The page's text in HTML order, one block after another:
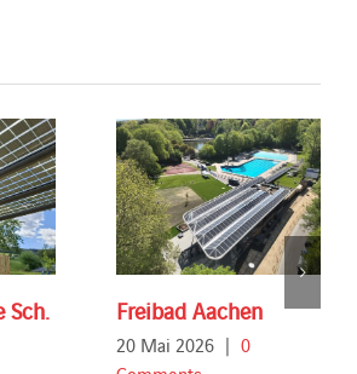
Sch.
Freibad Aachen
20 Mai 2026 | 0